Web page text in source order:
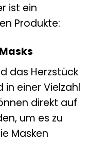
ist ein
Produkte:
das Herzstück
in einer Vielzahl
direkt auf
um es zu
Masken